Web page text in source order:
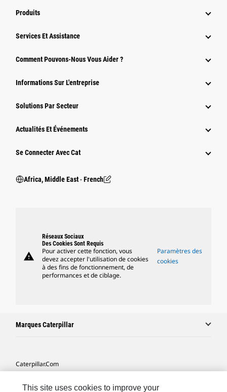
Produits
Services Et Assistance
Comment Pouvons-Nous Vous Aider ?
Informations Sur L'entreprise
Solutions Par Secteur
Actualités Et Événements
Se Connecter Avec Cat
Africa, Middle East ‧ French
warning
Réseaux Sociaux
Des Cookies Sont Requis
Pour activer cette fonction, vous
devez accepter l'utilisation de cookies
à des fins de fonctionnement, de
performances et de ciblage.
Paramètres des
cookies
Marques Caterpillar
Caterpillar.com
This site uses cookies to improve your